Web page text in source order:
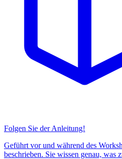
Folgen Sie der Anleitung!
Geführt vor und während des
beschrieben. Sie wissen genau, was